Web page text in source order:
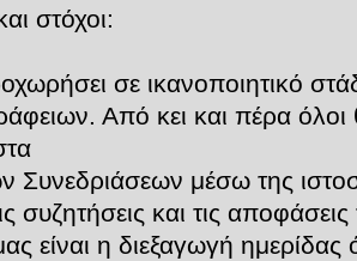
στόχοι:
σε ικανοποιητικό
Από κει και πέρα
Συνεδριάσεων μέσω της
συζητήσεις και τις
είναι η διεξαγωγή ημερίδας